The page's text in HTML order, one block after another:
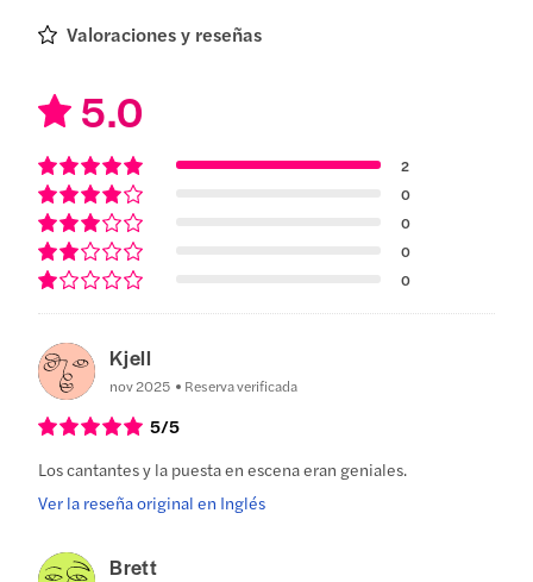
Valoraciones y reseñas
5.0
2
0
0
0
0
Kjell
nov 2025 Reserva verificada
5/5
Los cantantes y la puesta en escena eran geniales.
Ver la reseña original en Inglés
Brett